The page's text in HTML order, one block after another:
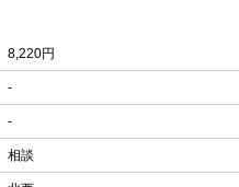
8,220円
-
-
相談